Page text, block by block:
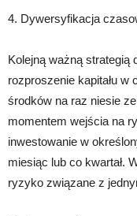
4. Dywersyfikacja
Kolejną ważną strategią
rozproszenie kapitału
środków na raz niesie
momentem wejścia na
inwestowanie w
miesiąc lub co kwartał.
ryzyko związane z